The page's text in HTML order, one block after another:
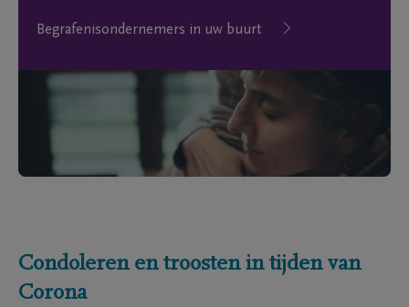
Begrafenisondernemers in uw buurt
Condoleren en troosten in tijden van
Corona